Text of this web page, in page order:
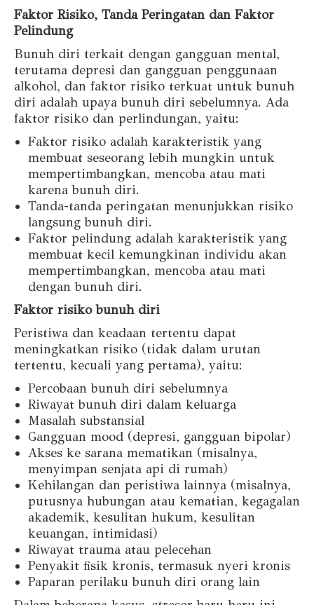
Faktor Risiko, Tanda Peringatan dan Faktor
Pelindung
Bunuh diri terkait dengan gangguan mental,
terutama depresi dan gangguan penggunaan
alkohol, dan faktor risiko terkuat untuk bunuh
diri adalah upaya bunuh diri sebelumnya. Ada
faktor risiko dan perlindungan, yaitu:
Faktor risiko adalah karakteristik yang
membuat seseorang lebih mungkin untuk
mempertimbangkan, mencoba atau mati
karena bunuh diri.
Tanda-tanda peringatan menunjukkan risiko
langsung bunuh diri.
Faktor pelindung adalah karakteristik yang
membuat kecil kemungkinan individu akan
mempertimbangkan, mencoba atau mati
dengan bunuh diri.
Faktor risiko bunuh diri
Peristiwa dan keadaan tertentu dapat
meningkatkan risiko (tidak dalam urutan
tertentu, kecuali yang pertama), yaitu:
Percobaan bunuh diri sebelumnya
Riwayat bunuh diri dalam keluarga
Masalah substansial
Gangguan mood (depresi, gangguan bipolar)
Akses ke sarana mematikan (misalnya,
menyimpan senjata api di rumah)
Kehilangan dan peristiwa lainnya (misalnya,
putusnya hubungan atau kematian, kegagalan
akademik, kesulitan hukum, kesulitan
keuangan, intimidasi)
Riwayat trauma atau pelecehan
Penyakit fisik kronis, termasuk nyeri kronis
Paparan perilaku bunuh diri orang lain